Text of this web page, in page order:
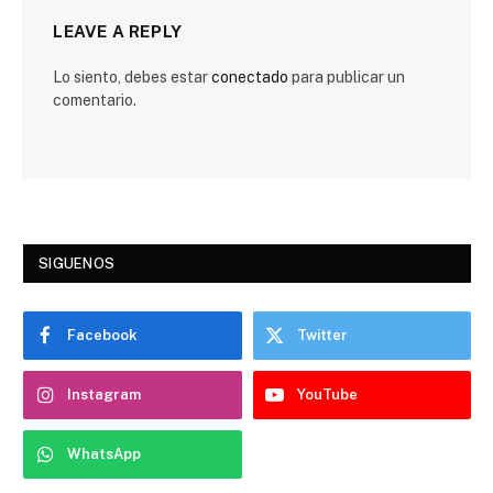
LEAVE A REPLY
Lo siento, debes estarconectado para publicar un
comentario.
SIGUENOS
Facebook Twitter
Instagram YouTube
WhatsApp